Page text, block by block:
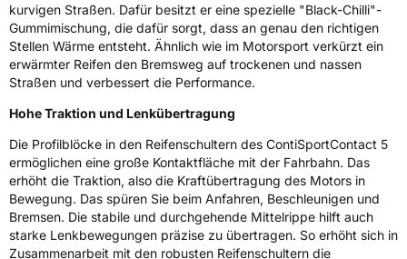
EisgripNein
EPREL ID483325
Allgemeine Produktsicherheit (GPSR)
HerstellerkontaktContinental Reifen Deutschland GmbH
Deutschland,
customerservice_tires@conti.de
kurvigen Straßen. Dafür besitzt er eine spezielle "Black-Chilli"-
Gummimischung, die dafür sorgt, dass an genau den richtigen
Stellen Wärme entsteht. Ähnlich wie im Motorsport verkürzt ein
erwärmter Reifen den Bremsweg auf trockenen und nassen
Straßen und verbessert die Performance.
Hohe Traktion und Lenkübertragung
Die Profilblöcke in den Reifenschultern des ContiSportContact 5
ermöglichen eine große Kontaktfläche mit der Fahrbahn. Das
erhöht die Traktion, also die Kraftübertragung des Motors in
Bewegung. Das spüren Sie beim Anfahren, Beschleunigen und
Bremsen. Die stabile und durchgehende Mittelrippe hilft auch
starke Lenkbewegungen präzise zu übertragen. So erhöht sich in
Zusammenarbeit mit den robusten Reifenschultern die